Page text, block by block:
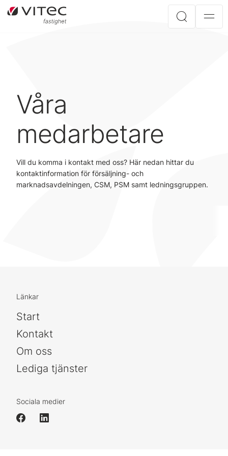
Våra
medarbetare
Vill du komma i kontakt med oss? Här nedan hittar du
kontaktinformation för försäljning- och
marknadsavdelningen, CSM, PSM samt ledningsgruppen.
Länkar
Start
Kontakt
Om oss
Lediga tjänster
Sociala medier